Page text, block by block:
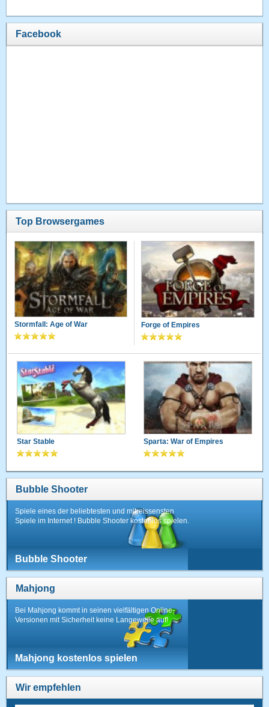
Facebook
Top Browsergames
Stormfall: Age of War Forge of Empires
Star Stable Sparta: War of Empires
Bubble Shooter
Spiele eines der beliebtesten und mitreissensten
Spiele im Internet ! Bubble Shooter kostenlos spielen.
Bubble Shooter
Mahjong
Bei Mahjong kommt in seinen vielfältigen Online-
Versionen mit Sicherheit keine Langeweile auf!
Mahjong kostenlos spielen
Wir empfehlen